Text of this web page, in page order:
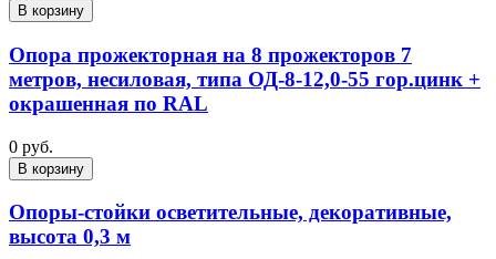
В корзину
Опора прожекторная на 8 прожекторов 7
метров, несиловая, типа ОД-8-12,0-55 гор.цинк +
окрашенная по RAL
0 руб.
В корзину
Опоры-стойки осветительные, декоративные,
высота 0,3 м